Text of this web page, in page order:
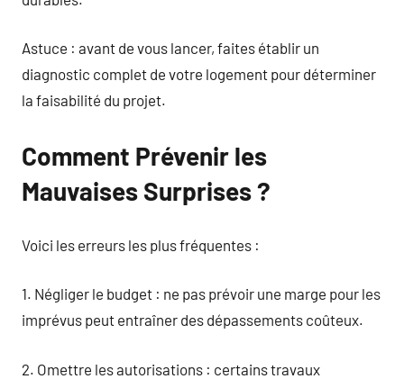
Astuce : avant de vous lancer, faites établir un
diagnostic complet de votre logement pour déterminer
la faisabilité du projet.
Comment Prévenir les
Mauvaises Surprises ?
Voici les erreurs les plus fréquentes :
1. Négliger le budget : ne pas prévoir une marge pour les
imprévus peut entraîner des dépassements coûteux.
2. Omettre les autorisations : certains travaux